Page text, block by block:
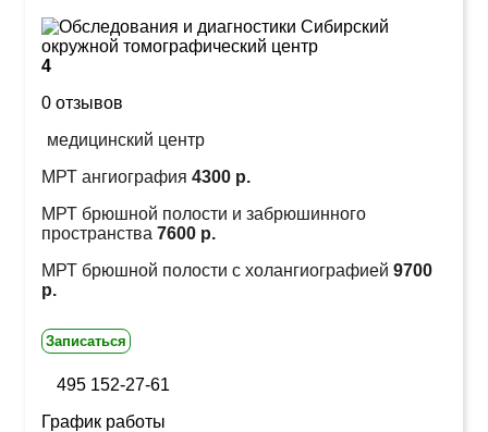
4
0 отзывов
медицинский центр
МРТ ангиография 4300 р.
МРТ брюшной полости и забрюшинного
пространства 7600 р.
МРТ брюшной полости с холангиографией 9700
р.
Записаться
495 152-27-61
График работы